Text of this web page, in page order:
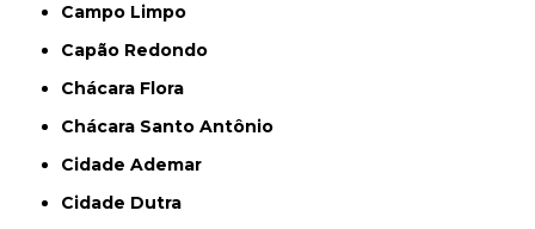
Campo Limpo
Capão Redondo
Chácara Flora
Chácara Santo Antônio
Cidade Ademar
Cidade Dutra